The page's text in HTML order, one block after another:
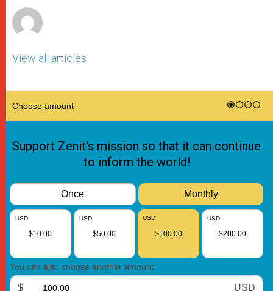
View all articles